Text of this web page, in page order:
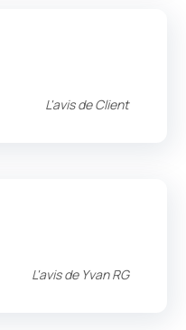
L'avis deClient
L'avis de Yvan RG